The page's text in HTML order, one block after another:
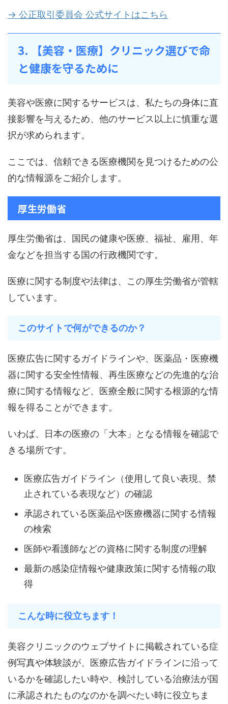
→ 公正取引委員会 公式サイトはこちら
3. 【美容・医療】クリニック選びで命
と健康を守るために
美容や医療に関するサービスは、私たちの身体に直
接影響を与えるため、他のサービス以上に慎重な選
択が求められます。
ここでは、信頼できる医療機関を見つけるための公
的な情報源をご紹介します。
厚生労働省
厚生労働省は、国民の健康や医療、福祉、雇用、年
金などを担当する国の行政機関です。
医療に関する制度や法律は、この厚生労働省が管轄
しています。
このサイトで何ができるのか？
医療広告に関するガイドラインや、医薬品・医療機
器に関する安全性情報、再生医療などの先進的な治
療に関する情報など、医療全般に関する根源的な情
報を得ることができます。
いわば、日本の医療の「大本」となる情報を確認で
きる場所です。
医療広告ガイドライン（使用して良い表現、禁
止されている表現など）の確認
承認されている医薬品や医療機器に関する情報
の検索
医師や看護師などの資格に関する制度の理解
最新の感染症情報や健康政策に関する情報の取
得
こんな時に役立ちます！
美容クリニックのウェブサイトに掲載されている症
例写真や体験談が、医療広告ガイドラインに沿って
いるかを確認したい時や、検討している治療法が国
に承認されたものなのかを調べたい時に役立ちま